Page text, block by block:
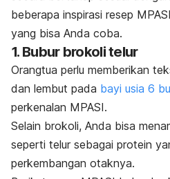
beberapa inspirasi resep
yang bisa Anda coba.
1. Bubur brokoli telur
Orangtua perlu memberikan
dan lembut pada bayi usia 6
perkenalan MPASI.
Selain brokoli, Anda bisa
seperti telur sebagai protein
perkembangan otaknya.